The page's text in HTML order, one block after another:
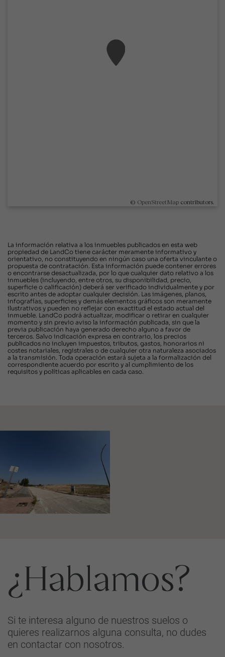
© OpenStreetMap contributors.
La información relativa a los inmuebles publicados en esta web
propiedad de LandCo tiene carácter meramente informativo y
orientativo, no constituyendo en ningún caso una oferta vinculante o
propuesta de contratación. Esta información puede contener errores
o encontrarse desactualizada, por lo que cualquier dato relativo a los
inmuebles (incluyendo, entre otros, su disponibilidad, precio,
superficie o calificación) deberá ser verificado individualmente y por
escrito antes de adoptar cualquier decisión. Las imágenes, planos,
infografías, superficies y demás elementos gráficos son meramente
ilustrativos y pueden no reflejar con exactitud el estado actual del
inmueble. LandCo podrá actualizar, modificar o retirar en cualquier
momento y sin previo aviso la información publicada, sin que la
previa publicación haya generado derecho alguno a favor de
terceros. Salvo indicación expresa en contrario, los precios
publicados no incluyen impuestos, tributos, gastos, honorarios ni
costes notariales, registrales o de cualquier otra naturaleza asociados
a la transmisión. Toda operación estará sujeta a la formalización del
correspondiente acuerdo por escrito y al cumplimiento de los
requisitos y políticas aplicables en cada caso.
¿Hablamos?
Si te interesa alguno de nuestros suelos o
quieres realizarnos alguna consulta, no dudes
en contactar con nosotros.